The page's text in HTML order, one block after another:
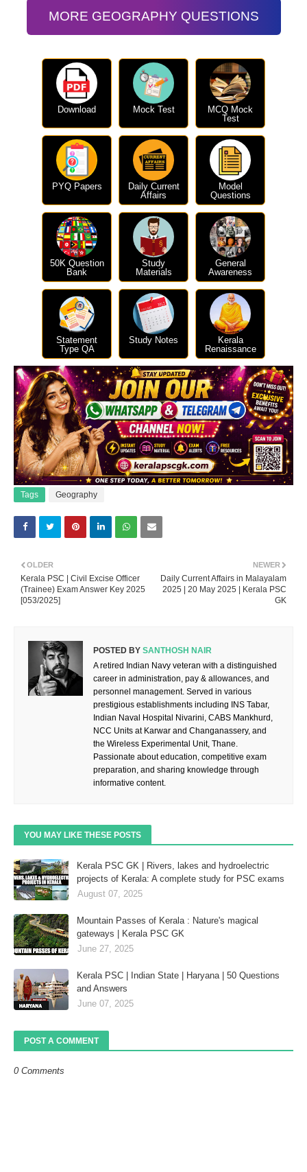
MORE GEOGRAPHY QUESTIONS
Download Mock Test
MCQ Mock
Test
PYQ Papers
Daily Current
Affairs
Model
Questions
50K Question
Bank
Study
Materials
General
Awareness
Statement
Type QA
Study Notes
Kerala
Renaissance
Tags Geography
NEWER
Daily Current Affairs in Malayalam
2025 | 20 May 2025 | Kerala PSC
GK
OLDER
Kerala PSC | Civil Excise Officer
(Trainee) Exam Answer Key 2025
[053/2025]
POSTED BY SANTHOSH NAIR
A retired Indian Navy veteran with a distinguished
career in administration, pay & allowances, and
personnel management. Served in various
prestigious establishments including INS Tabar,
Indian Naval Hospital Nivarini, CABS Mankhurd,
NCC Units at Karwar and Changanassery, and
the Wireless Experimental Unit, Thane.
Passionate about education, competitive exam
preparation, and sharing knowledge through
informative content.
YOU MAY LIKE THESE POSTS
Kerala PSC GK | Rivers, lakes and hydroelectric
projects of Kerala: A complete study for PSC exams
August 07, 2025
Mountain Passes of Kerala : Nature's magical
gateways | Kerala PSC GK
June 27, 2025
Kerala PSC | Indian State | Haryana | 50 Questions
and Answers
June 07, 2025
POST A COMMENT
0 Comments